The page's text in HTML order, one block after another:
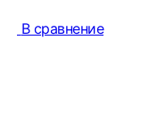
В сравнение